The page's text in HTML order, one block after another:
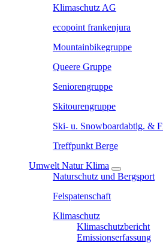
Klimaschutz AG
ecopoint frankenjura
Mountainbikegruppe
Queere Gruppe
Seniorengruppe
Skitourengruppe
Ski- u. Snowboardabtlg. &
Treffpunkt Berge
Umwelt Natur Klima
Naturschutz und Bergsport
Felspatenschaft
Klimaschutz
Klimaschutzbericht
Emissionserfassung